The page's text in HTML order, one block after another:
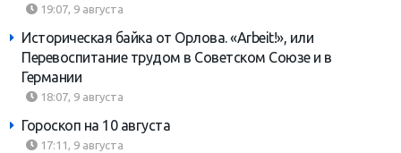
19:07, 9 августа
Историческая байка от Орлова. «Arbeit!», или
Перевоспитание трудом в Советском Союзе и в
Германии
18:07, 9 августа
Гороскоп на 10 августа
17:11, 9 августа